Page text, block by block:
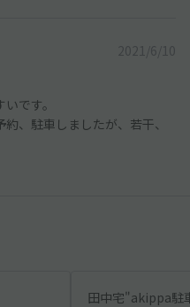
2021/6/10
です。
、駐車しましたが、若干、
田中宅"akippa駐